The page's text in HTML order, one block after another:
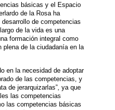
básicas y el Espacio
de la Rosa ha
de competencias
de la vida es una
formación integral como
plena de la ciudadanía en la
en la necesidad de adoptar
de las competencias, y
de jerarquizarlas”, ya que
las competencias
las competencias básicas